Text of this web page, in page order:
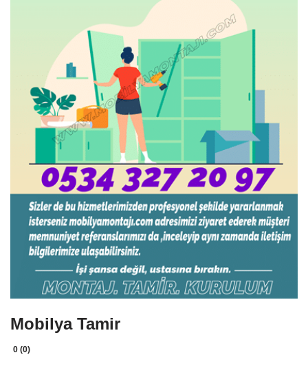
Mobilya Tamir
0 (0)